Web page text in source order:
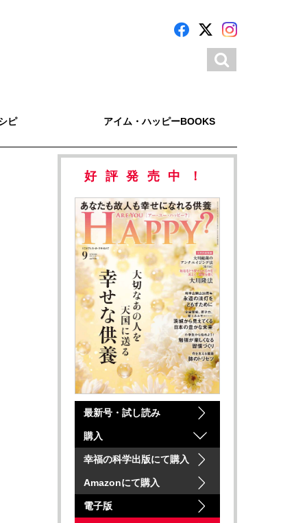
ピ アイム・ハッピーBOOKS
好評発売中！
最新号・試し読み
購入
幸福の科学出版にて購入
Amazonにて購入
電子版